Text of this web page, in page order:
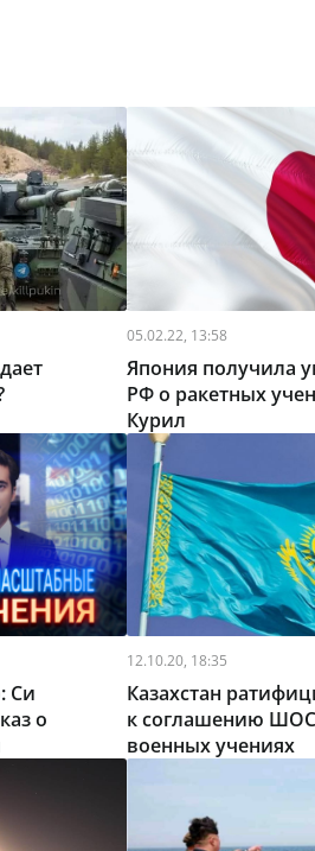
05.02.22, 13:58
Япония получила
РФ о ракетных
Курил
Си
о
12.10.20, 18:35
Казахстан
к соглашению
военных учениях